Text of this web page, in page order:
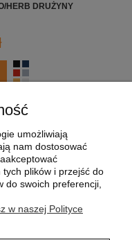
HERB DRUŻYNY
umożliwiają
nam dostosować
plików i przejść do
do swoich preferencji,
w naszej Polityce